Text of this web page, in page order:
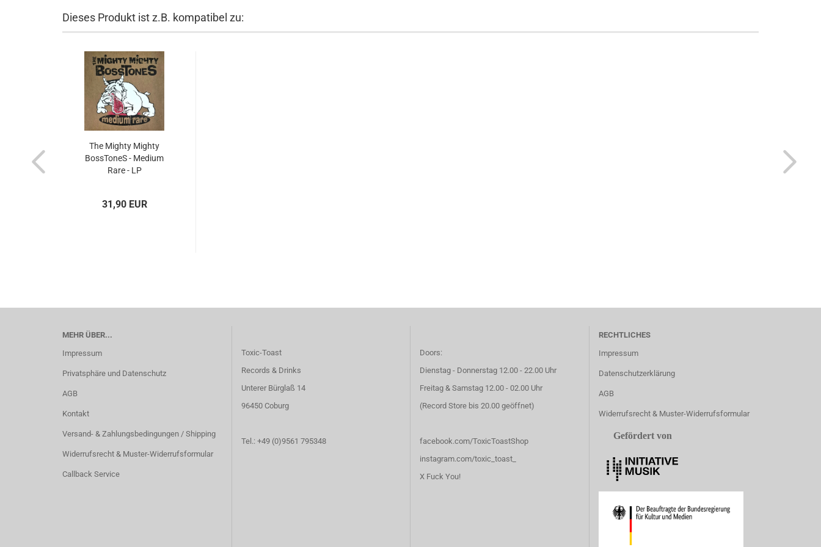
Dieses Produkt ist z.B. kompatibel zu:
The Mighty Mighty
BossToneS - Medium
Rare - LP
31,90 EUR
MEHR ÜBER...
Impressum
Privatsphäre und Datenschutz
AGB
Kontakt
Versand- & Zahlungsbedingungen / Shipping
Widerrufsrecht & Muster-Widerrufsformular
Callback Service
Toxic-Toast
Records & Drinks
Unterer Bürglaß 14
96450 Coburg
Tel.: +49 (0)9561 795348
Doors:
Dienstag - Donnerstag 12.00 - 22.00 Uhr
Freitag & Samstag 12.00 - 02.00 Uhr
(Record Store bis 20.00 geöffnet)
facebook.com/ToxicToastShop
instagram.com/toxic_toast_
X Fuck You!
RECHTLICHES
Impressum
Datenschutzerklärung
AGB
Widerrufsrecht & Muster-Widerrufsformular
Gefördert von